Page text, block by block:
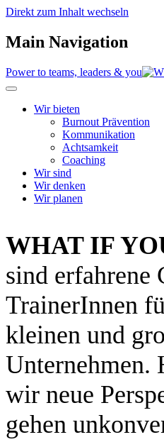
Direkt zum Inhalt wechseln
Main Navigation
Power to teams, leaders & you
Wir bieten
Burnout Prävention
Kommunikation
Achtsamkeit
Coaching
Wir sind
Wir denken
Wir planen
WHAT IF
sind erfahrene
TrainerInnen
kleinen und
Unternehmen.
wir neue
gehen